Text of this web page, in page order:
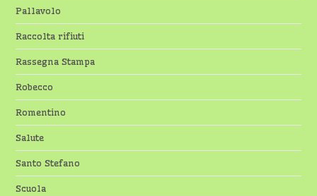
Pallavolo
Raccolta rifiuti
Rassegna Stampa
Robecco
Romentino
Salute
Santo Stefano
Scuola